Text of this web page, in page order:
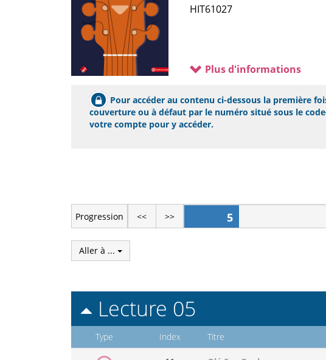
HIT61027
Plus d'informations
Pour accéder au contenu ci-dessous la première
couverture ou à défaut par le numéro situé sous le
votre compte pour y accéder.
Progression << >> 5
Aller à ...
Lecture 05
Type Index Titre